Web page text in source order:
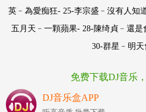
英﹣為愛痴狂- 25-李宗盛﹣沒有人知
五月天﹣一顆蘋果- 28-陳绮貞﹣還
30-群星﹣明
免费下载DJ音乐
DJ音乐盒APP